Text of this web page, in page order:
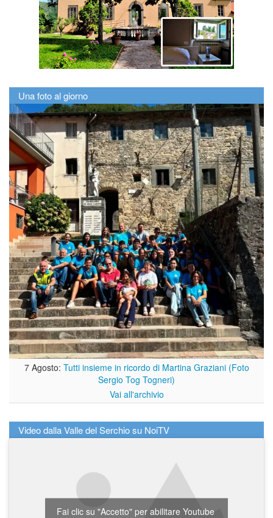
Una foto al giorno
7 Agosto: Tutti insieme in ricordo di Martina Graziani (Foto
Sergio Tog Togneri)
Vai all'archivio
Video dalla Valle del Serchio su NoiTV
Fai clic su "Accetto" per abilitare Youtube